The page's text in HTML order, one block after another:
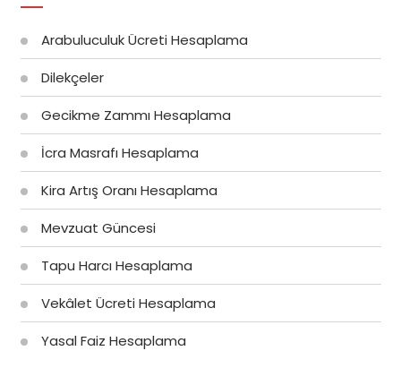
Arabuluculuk Ücreti Hesaplama
Dilekçeler
Gecikme Zammı Hesaplama
İcra Masrafı Hesaplama
Kira Artış Oranı Hesaplama
Mevzuat Güncesi
Tapu Harcı Hesaplama
Vekâlet Ücreti Hesaplama
Yasal Faiz Hesaplama